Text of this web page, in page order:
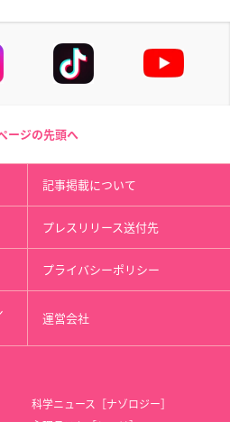
ージの先頭へ
記事掲載について
プレスリリース送付先
プライバシーポリシー
運営会社
科学ニュース［ナゾロジー］